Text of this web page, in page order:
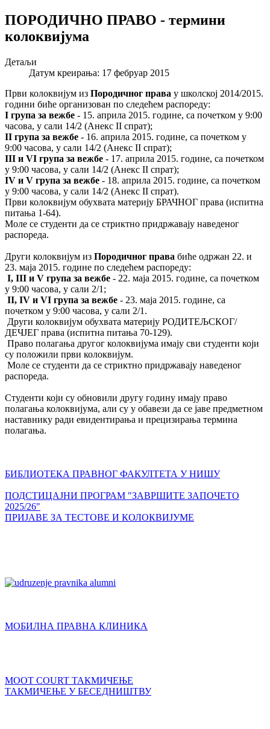
ПОРОДИЧНО ПРАВО - термини
колоквијума
Детаљи
Датум креирања: 17 фебруар 2015
Први колоквијум из Породичног права у школској 2014/2015.
години биће организован по следећем распореду:
I група за вежбе - 15. априла 2015. године, са почетком у 9:00
часова, у сали 14/2 (Анекс II спрат);
II група за вежбе - 16. априла 2015. године, са почетком у
9:00 часова, у сали 14/2 (Анекс II спрат);
III и VI група за вежбе - 17. априла 2015. године, са почетком
у 9:00 часова, у сали 14/2 (Анекс II спрат);
IV и V група за вежбе - 18. априла 2015. године, са почетком
у 9:00 часова, у сали 14/2 (Анекс II спрат).
Први колоквијум обухвата материју БРАЧНОГ права (испитна
питања 1-64).
Моле се студенти да се стриктно придржавају наведеног
распореда.
Други колоквијум из Породичног права биће одржан 22. и
23. маја 2015. године по следећем распореду:
I, III и V група за вежбе - 22. маја 2015. године, са почетком
у 9:00 часова, у сали 2/1;
II, IV и VI група за вежбе - 23. маја 2015. године, са
почетком у 9:00 часова, у сали 2/1.
Други колоквијум обухвата материју РОДИТЕЉСКОГ/
ДЕЧЈЕГ права (испитна питања 70-129).
Право полагања другог колоквијума имају сви студенти који
су положили први колоквијум.
Моле се студенти да се стриктно придржавају наведеног
распореда.
Студенти који су обновили другу годину имају право
полагања колоквијума, али су у обавези да се јаве предметном
наставнику ради евидентирања и прецизирања термина
полагања.
БИБЛИОТЕКА ПРАВНОГ ФАКУЛТЕТА У НИШУ
ПОДСТИЦАЈНИ ПРОГРАМ "ЗАВРШИТЕ ЗАПОЧЕТО
2025/26"
ПРИЈАВЕ ЗА ТЕСТОВЕ И КОЛОКВИЈУМЕ
МОБИЛНА ПРАВНА КЛИНИКА
MOOT COURT ТАКМИЧЕЊЕ
ТАКМИЧЕЊЕ У БЕСЕДНИШТВУ